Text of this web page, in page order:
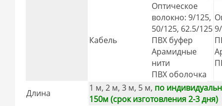
Кабель
Оптическое
волокно: 9/125,
50/125, 62.5/125
ПВХ буфер
Арамидные
нити
ПВХ оболочка
Длина 1 м, 2 м, 3 м, 5 м, по
150м (срок изготовления 2-3 дня)